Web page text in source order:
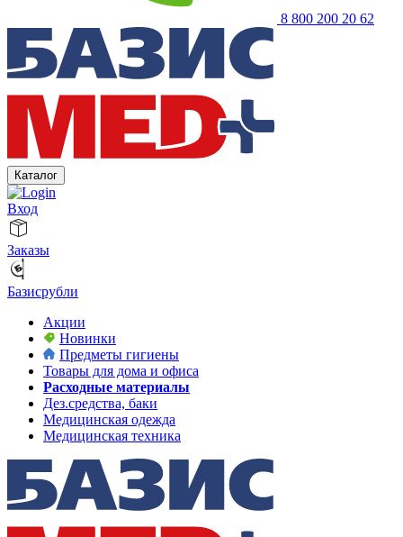
8 800 200 20 62
Каталог
Вход
Заказы
Базисрубли
Акции
Новинки
Предметы гигиены
Товары для дома и офиса
Расходные материалы
Дез.средства, баки
Медицинская одежда
Медицинская техника